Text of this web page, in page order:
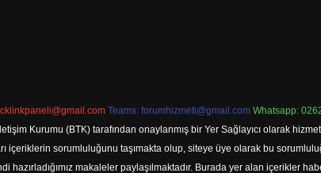
Teams: forumhizmeti@gmail.com Whatsapp:
Kurumu (BTK) tarafından onaylanmış bir Yer Sağlayıcı olarak
içeriklerin sorumluluğunu taşımakta olup, siteye üye olarak bu
hazırladığımız makaleler paylaşılmaktadır. Burada yer alan içerikler